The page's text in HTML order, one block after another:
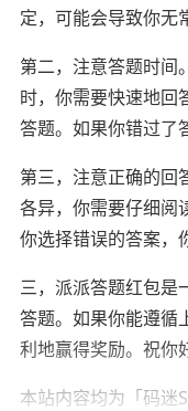
定，可能会导致你无
第二，注意答题时间
时，你需要快速地回
答题。如果你错过了
第三，注意正确的回
各异，你需要仔细阅
你选择错误的答案，
三，派派答题红包是
答题。如果你能遵循
利地赢得奖励。祝你
本站内容均为「码迷